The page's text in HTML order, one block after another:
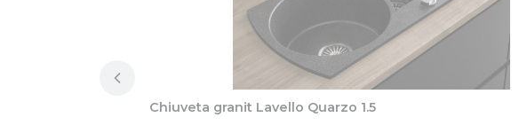
Chiuveta granit Lavello Quarzo 1.5